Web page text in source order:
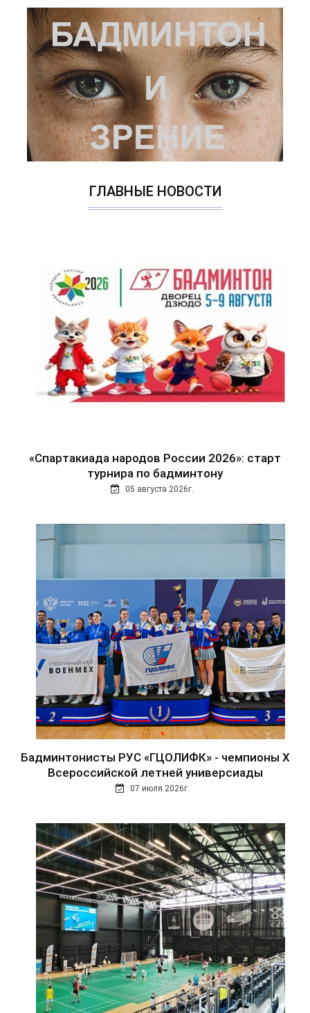
ГЛАВНЫЕ НОВОСТИ
«Спартакиада народов России 2026»: старт
турнира по бадминтону
05 августа 2026г.
Бадминтонисты РУС «ГЦОЛИФК» - чемпионы Х
Всероссийской летней универсиады
07 июля 2026г.